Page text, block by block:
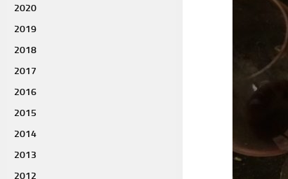
2020
2019
2018
2017
2016
2015
2014
2013
2012